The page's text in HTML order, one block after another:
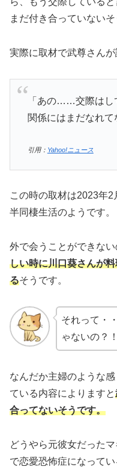
まだ付き合っていないそ
実際に取材で武尊さんが
「あの……交際はし
関係にはまだなれて
引用： Yahoo!ニュース
この時の取材は2023年
半同棲生活のようです。
外で会うことができない
しい時に川口葵さんが
るそうです。
それって・
ゃないの？！
なんだか主婦のような
ている内容によりますと
合ってないそうです。
どうやら元彼女だった
で恋愛恐怖症になってい